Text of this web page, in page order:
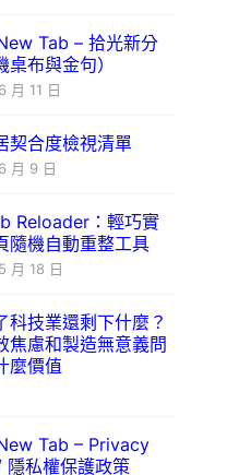
Tab – 拾光新分
桌布與金句）
月 11 日
契合度檢視清單
月 9 日
Reloader：輕巧實
隨機自動重整工具
月 18 日
科技業還剩下什麼？
焦慮和製造無意義問
麼價值
Tab – Privacy
私權保護政策